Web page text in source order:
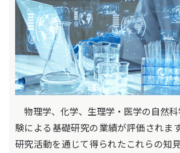
物理学、化学、生理学・医学の自然
験による基礎研究の業績が評価されま
研究活動を通じて得られたこれらの知